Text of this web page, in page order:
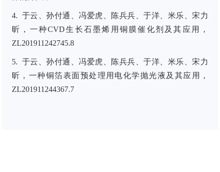
4. 于云 、孙付通、冯爱虎、陈兵兵、于洋、米乐、宋力
昕，一种CVD生长石墨烯用铜膜催化剂及其应用，
ZL201911242745.8
5. 于云 、孙付通、冯爱虎、陈兵兵、于洋、米乐、宋力
昕，一种铜箔表面预处理用电化学抛光液及其应用，
ZL201911244367.7